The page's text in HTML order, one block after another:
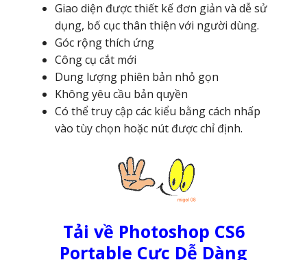
Giao diện được thiết kế đơn giản và dễ sử
dụng, bố cục thân thiện với người dùng.
Góc rộng thích ứng
Công cụ cắt mới
Dung lượng phiên bản nhỏ gọn
Không yêu cầu bản quyền
Có thể truy cập các kiểu bằng cách nhấp
vào tùy chọn hoặc nút được chỉ định.
Tải về Photoshop CS6
Portable Cực Dễ Dàng